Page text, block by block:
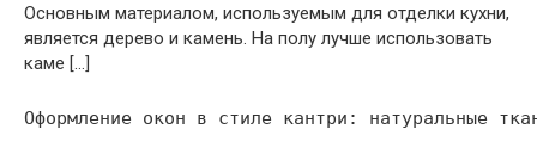
Основным материалом, используемым для отделки кухни,
является дерево и камень. На полу лучше использовать
каме […]